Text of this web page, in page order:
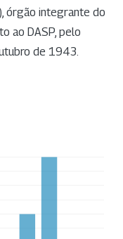
órgão integrante do
ao DASP, pelo
de 1943.